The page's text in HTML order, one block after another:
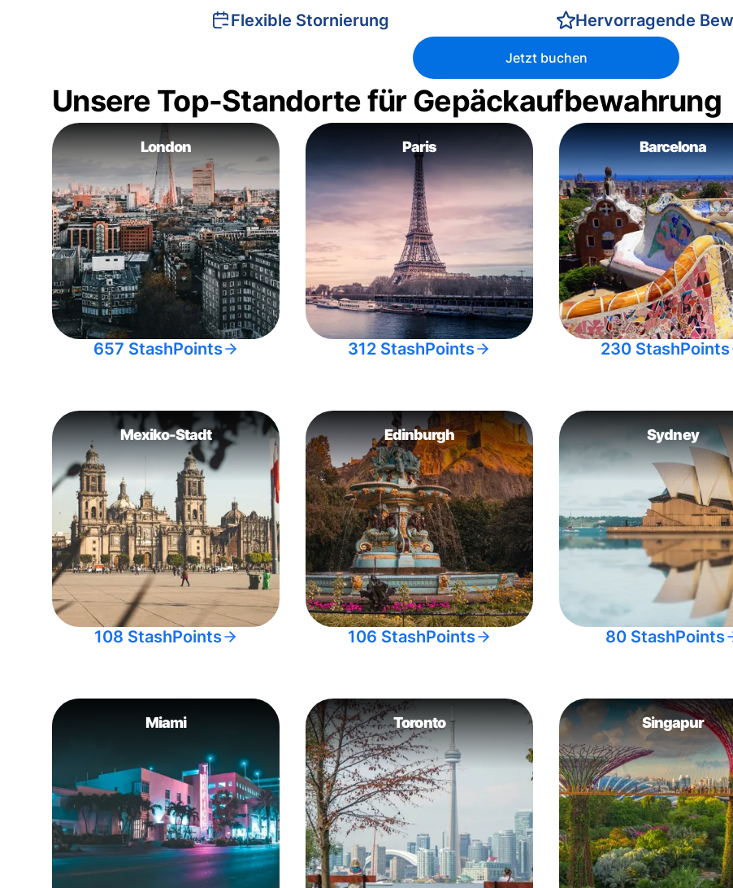
Flexible Stornierung Hervorragende
Jetzt buchen
Unsere Top-Standorte für Gepäckaufbewahrung
London
657 StashPoints
Paris
312 StashPoints
Barcelona
230 StashPoints
Mexiko-Stadt
108 StashPoints
Edinburgh
106 StashPoints
Sydney
80 StashPoints
Miami Toronto Singapur